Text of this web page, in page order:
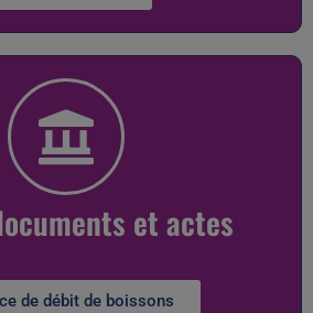
et actes
de débit de boissons